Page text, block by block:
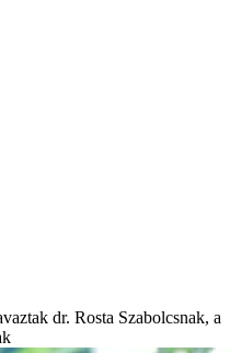
dr. Rosta Szabolcsnak, a